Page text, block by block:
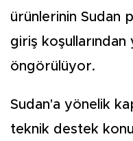
ürünlerinin Sudan
giriş koşullarından
öngörülüyor.
Sudan'a yönelik
teknik destek